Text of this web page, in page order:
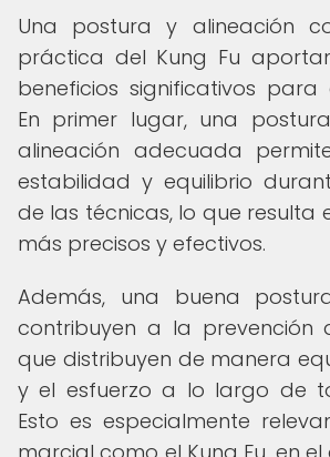
Una postura y alineación
práctica del Kung Fu
beneficios significativos
En primer lugar, una
alineación adecuada
estabilidad y equilibrio
de las técnicas, lo que resulta
más precisos y efectivos.
Además, una buena
contribuyen a la prevención
que distribuyen de manera
y el esfuerzo a lo largo de
Esto es especialmente